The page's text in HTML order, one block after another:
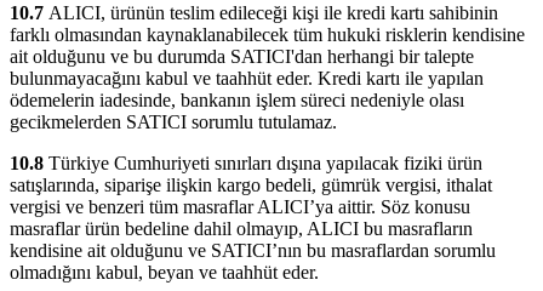
10.7 ALICI, ürünün teslim edileceği kişi ile kredi kartı sahibinin
farklı olmasından kaynaklanabilecek tüm hukuki risklerin kendisine
ait olduğunu ve bu durumda SATICI'dan herhangi bir talepte
bulunmayacağını kabul ve taahhüt eder. Kredi kartı ile yapılan
ödemelerin iadesinde, bankanın işlem süreci nedeniyle olası
gecikmelerden SATICI sorumlu tutulamaz.
10.8 Türkiye Cumhuriyeti sınırları dışına yapılacak fiziki ürün
satışlarında, siparişe ilişkin kargo bedeli, gümrük vergisi, ithalat
vergisi ve benzeri tüm masraflar ALICI’ya aittir. Söz konusu
masraflar ürün bedeline dahil olmayıp, ALICI bu masrafların
kendisine ait olduğunu ve SATICI’nın bu masraflardan sorumlu
olmadığını kabul, beyan ve taahhüt eder.